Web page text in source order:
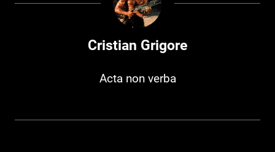
Cristian Grigore
Acta non verba